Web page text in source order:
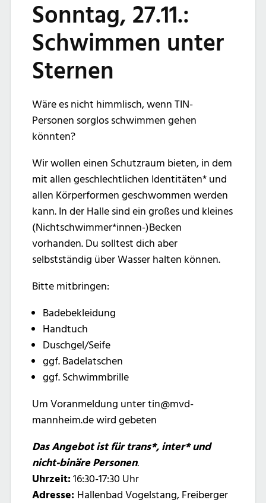
Sonntag, 27.11.:
Schwimmen unter
Sternen
Wäre es nicht himmlisch, wenn TIN-
Personen sorglos schwimmen gehen
könnten?
Wir wollen einen Schutzraum bieten, in dem
mit allen geschlechtlichen Identitäten* und
allen Körperformen geschwommen werden
kann. In der Halle sind ein großes und kleines
(Nichtschwimmer*innen-)Becken
vorhanden. Du solltest dich aber
selbstständig über Wasser halten können.
Bitte mitbringen:
Badebekleidung
Handtuch
Duschgel/Seife
ggf. Badelatschen
ggf. Schwimmbrille
Um Voranmeldung unter tin@mvd-
mannheim.de wird gebeten
Das Angebot ist für trans*, inter* und
nicht-binäre Personen.
Uhrzeit:16:30-17:30 Uhr
Adresse: Hallenbad Vogelstang, Freiberger